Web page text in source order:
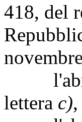
418, del
lettera c)